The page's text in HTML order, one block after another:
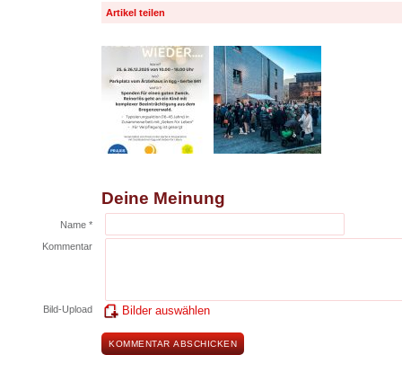
Artikel teilen
Deine Meinung
Name *
Kommentar
Bild-Upload Bilder auswählen